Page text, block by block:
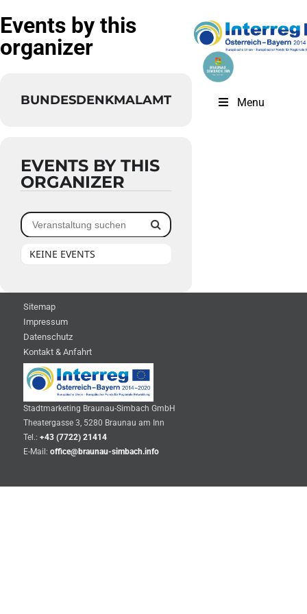
Events by this
organizer
BUNDESDENKMALAMT
EVENTS BY THIS
ORGANIZER
KEINE EVENTS
Menu
Sitemap
Impressum
Datenschutz
Kontakt & Anfahrt
Stadtmarketing Braunau-Simbach GmbH
Theatergasse 3, 5280 Braunau am Inn
Tel.: +43 (7722) 21414
E-Mail: office@braunau-simbach.info